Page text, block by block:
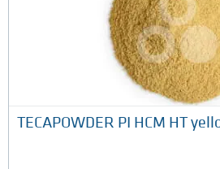
TECAPOWDER PI HCM HT